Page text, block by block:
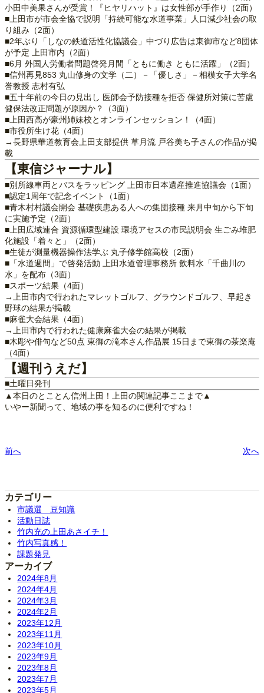
小田中美果さんが受賞！『ヒヤリハット』は女性部が手作り（2面）
■上田市が市会全協で説明「持続可能な水道事業」人口減少社会の取
り組み（2面）
■2年ぶり「しなの鉄道活性化協議会」中づり広告は東御市など8団体
が予定 上田市内（2面）
■6月 外国人労働者問題啓発月間「ともに働き ともに活躍」（2面）
■信州再見853 丸山修身の文学（二）－「優しさ」－相模女子大学名
誉教授 志村有弘
■五十年前の今日の見出し 医師会予防接種を拒否 保健所対策に苦慮
健保法改正問題が原因か？（3面）
■上田西高が豪州姉妹校とオンラインセッション！（4面）
■市役所生け花（4面）
→長野県華道教育会上田支部提供 草月流 戸谷美ち子さんの作品が掲
載
【東信ジャーナル】
■別所線車両とバスをラッピング 上田市日本遺産推進協議会（1面）
■認定1周年で記念イベント（1面）
■青木村村議会開会 基礎疾患ある人への集団接種 来月中旬から下旬
に実施予定（2面）
■上田広域連合 資源循環型建設 環境アセスの市民説明会 生ごみ堆肥
化施設「着々と」（2面）
■生徒が測量機器操作法学ぶ 丸子修学館高校（2面）
■「水道週間」で啓発活動 上田水道管理事務所 飲料水「千曲川の
水」を配布（3面）
■スポーツ結果（4面）
→上田市内で行われたマレットゴルフ、グラウンドゴルフ、早起き
野球の結果が掲載
■麻雀大会結果（4面）
→上田市内で行われた健康麻雀大会の結果が掲載
■木彫や俳句など50点 東御の滝本さん作品展 15日まで東御の茶楽庵
（4面）
【週刊うえだ】
■土曜日発刊
▲本日のとことん信州上田！上田の関連記事ここまで▲
いやー新聞って、地域の事を知るのに便利ですね！
前へ 次へ
カテゴリー
市議選 豆知識
活動日誌
竹内充の上田あさイチ！
竹内写真感！
課題発見
アーカイブ
2024年8月
2024年4月
2024年3月
2024年2月
2023年12月
2023年11月
2023年10月
2023年9月
2023年8月
2023年7月
2023年5月